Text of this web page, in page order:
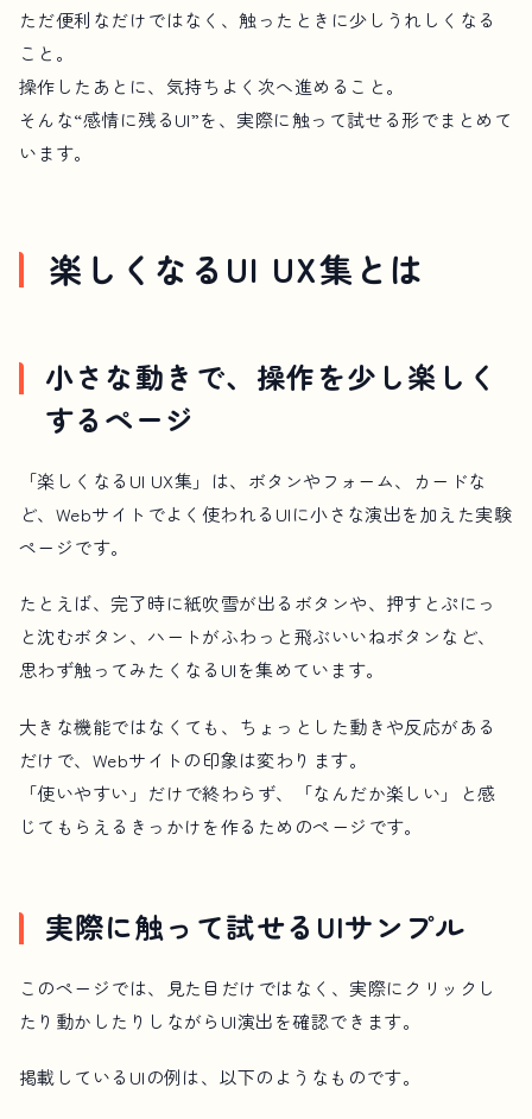
ただ便利なだけではなく、触ったときに少しうれしくなる
こと。
操作したあとに、気持ちよく次へ進めること。
そんな“感情に残るUI”を、実際に触って試せる形でまとめて
います。
楽しくなるUI UX集とは
小さな動きで、操作を少し楽しく
するページ
「楽しくなるUI UX集」は、ボタンやフォーム、カードな
ど、Webサイトでよく使われるUIに小さな演出を加えた実験
ページです。
たとえば、完了時に紙吹雪が出るボタンや、押すとぷにっ
と沈むボタン、ハートがふわっと飛ぶいいねボタンなど、
思わず触ってみたくなるUIを集めています。
大きな機能ではなくても、ちょっとした動きや反応がある
だけで、Webサイトの印象は変わります。
「使いやすい」だけで終わらず、「なんだか楽しい」と感
じてもらえるきっかけを作るためのページです。
実際に触って試せるUIサンプル
このページでは、見た目だけではなく、実際にクリックし
たり動かしたりしながらUI演出を確認できます。
掲載しているUIの例は、以下のようなものです。